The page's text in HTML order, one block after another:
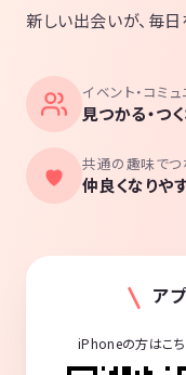
新しい出会いが、毎日
イベント・コミ
見つかる・つ
共通の趣味でつ
仲良くなりや
ア
iPhoneの方はこち